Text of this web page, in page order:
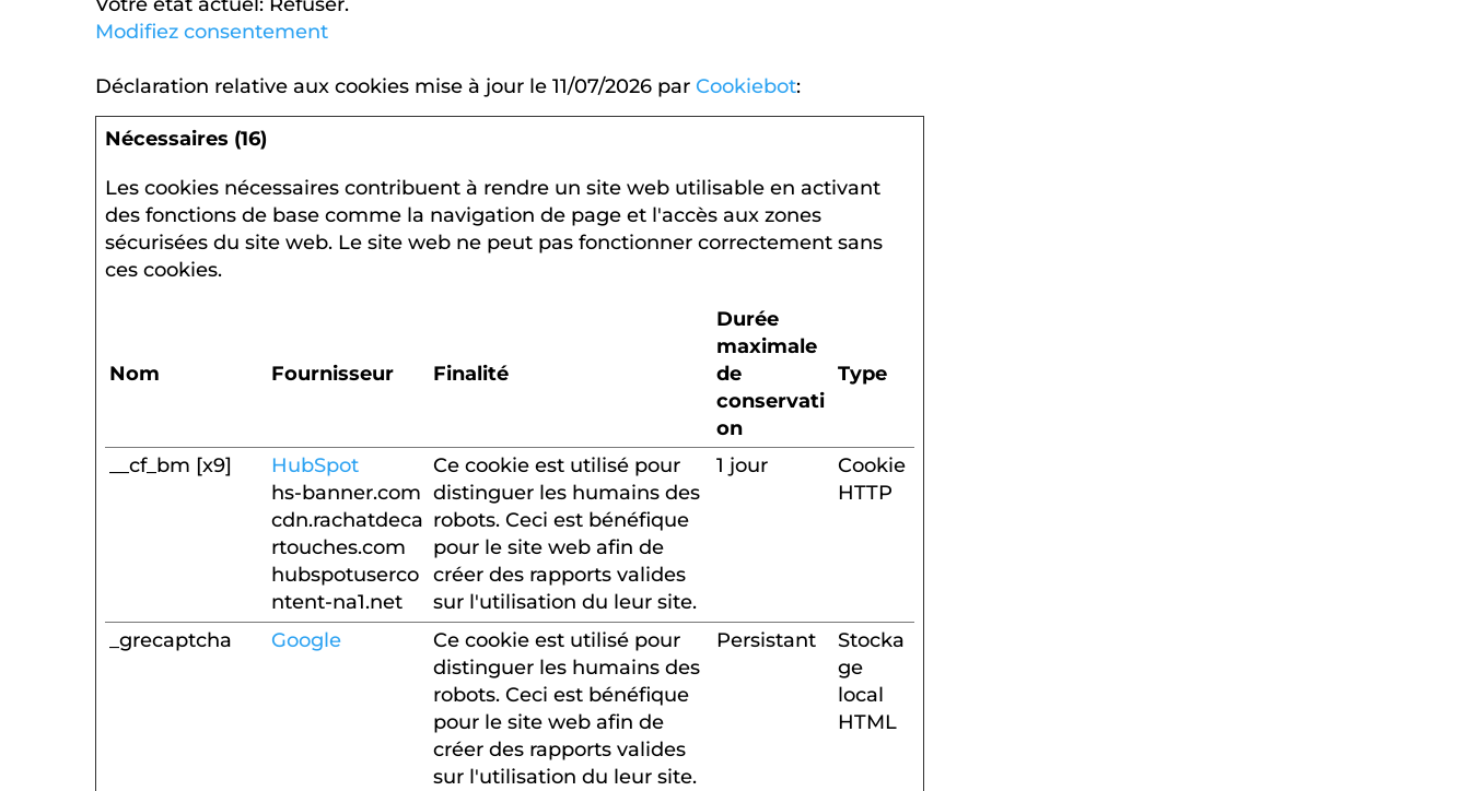
Modifiez consentement
Déclaration relative aux cookies mise à jour le 11/07/2026 parCookiebot:
Nécessaires (16)
Les cookies nécessaires contribuent à rendre un site web utilisable en activant
des fonctions de base comme la navigation de page et l'accès aux zones
sécurisées du site web. Le site web ne peut pas fonctionner correctement sans
ces cookies.
Nom Fournisseur Finalité
Durée
maximale
de
conservati
on
Type
__cf_bm [x9]
HubSpot
hs-banner.com
cdn.rachatdeca
rtouches.com
hubspotuserco
ntent-na1.net
Ce cookie est utilisé pour
distinguer les humains des
robots. Ceci est bénéfique
pour le site web afin de
créer des rapports valides
sur l'utilisation du leur site.
1 jour
Cookie
HTTP
_grecaptcha Google
Ce cookie est utilisé pour
distinguer les humains des
robots. Ceci est bénéfique
pour le site web afin de
créer des rapports valides
sur l'utilisation du leur site.
Persistant
Stocka
ge
local
HTML